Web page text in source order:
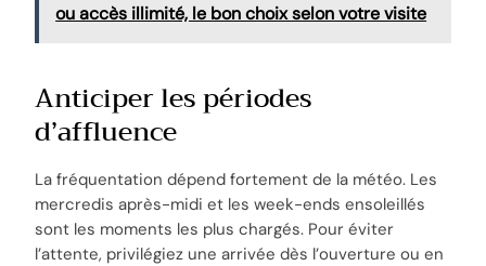
ou accès illimité, le bon choix selon votre visite
Anticiper les périodes
d’affluence
La fréquentation dépend fortement de la météo. Les
mercredis après-midi et les week-ends ensoleillés
sont les moments les plus chargés. Pour éviter
l’attente, privilégiez une arrivée dès l’ouverture ou en